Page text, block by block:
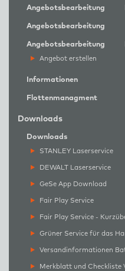
Angebotsbearbeitung
Angebotsbearbeitung
Angebotsbearbeitung
Angebot erstellen
Informationen
Flottenmanagment
Downloads
Downloads
STANLEY Laserservice
DEWALT Laserservice
GeSe App Download
Fair Play Service
Fair Play Service -
Grüner Service für das
Versandinformationen
Merkblatt und Checkliste